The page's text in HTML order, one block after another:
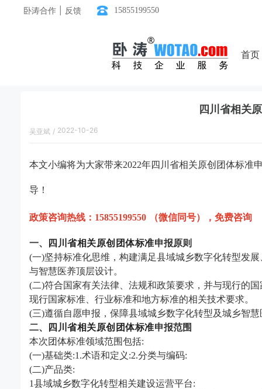
卧涛合作 | 反馈 15855199550
首页
四川省相关
吴亚斌 / 2022-10-26
本文小编将为大家带来2022年四川省相关原创团体标准
导！
政策咨询热线： 15855199550 （微信同号），免费咨询
一、 四川省相关原创团体标准申报原则
(一)坚持标准化思维，构建满足县域城乡数字化转型发
与智慧医养顶层设计。
(二)符合国家有关法律、法规和政策要求，并与现行的
现行国家标准、行业标准和地方标准的相关技术要求。
(三)遵循自愿申报，保障县域城乡数字化转型及城乡智
二、
四川省相关原创团体标准申报范围
本次团体标准领域范围包括:
(一)基础类:1.术语和定义:2.分类与编码:
(二)产品类:
1县域城乡数字化转型相关建设运营平台: